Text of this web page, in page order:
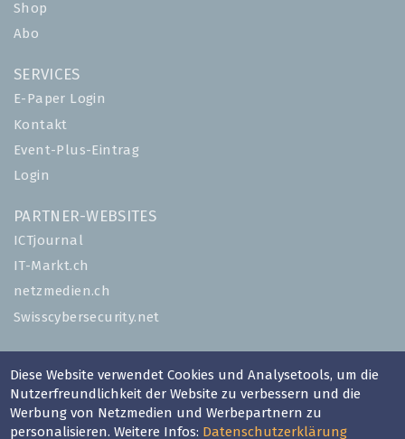
Shop
Abo
SERVICES
E-Paper Login
Kontakt
Event-Plus-Eintrag
Login
PARTNER-WEBSITES
ICTjournal
IT-Markt.ch
netzmedien.ch
Swisscybersecurity.net
Impressum
AGB
Nutzungsbestimmungen
Diese Website verwendet Cookies und Analysetools, um die
Nutzerfreundlichkeit der Website zu verbessern und die
Werbung von Netzmedien und Werbepartnern zu
personalisieren. Weitere Infos: Datenschutzerklärung